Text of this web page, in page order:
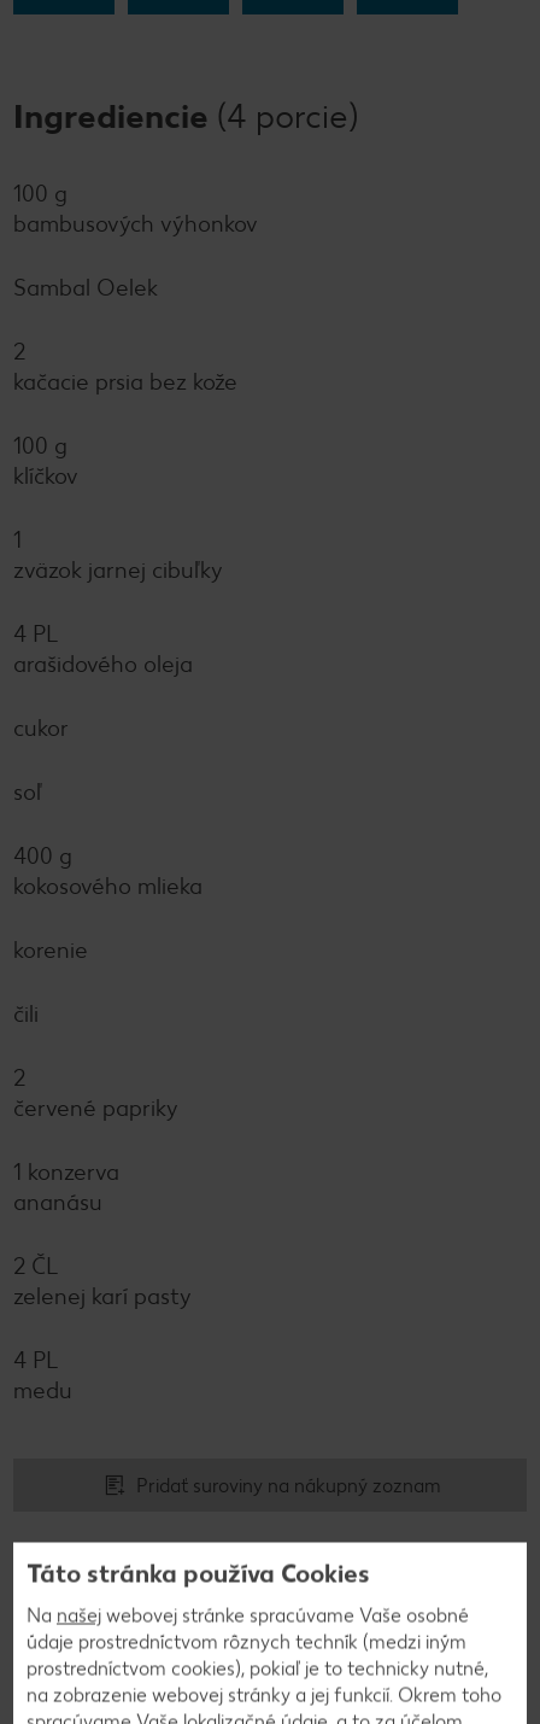
Ingrediencie (4 porcie)
100 g
bambusových výhonkov
Sambal Oelek
2
kačacie prsia bez kože
100 g
klíčkov
1
zväzok jarnej cibuľky
4 PL
arašidového oleja
cukor
soľ
400 g
kokosového mlieka
korenie
čili
2
červené papriky
1 konzerva
ananásu
2 ČL
zelenej karí pasty
4 PL
medu
Pridať suroviny na nákupný zoznam
Postup
Táto stránka používa Cookies
Na našej webovej stránke spracúvame Vaše osobné
údaje prostredníctvom rôznych techník (medzi iným
prostredníctvom cookies), pokiaľ je to technicky nutné,
na zobrazenie webovej stránky a jej funkcií. Okrem toho